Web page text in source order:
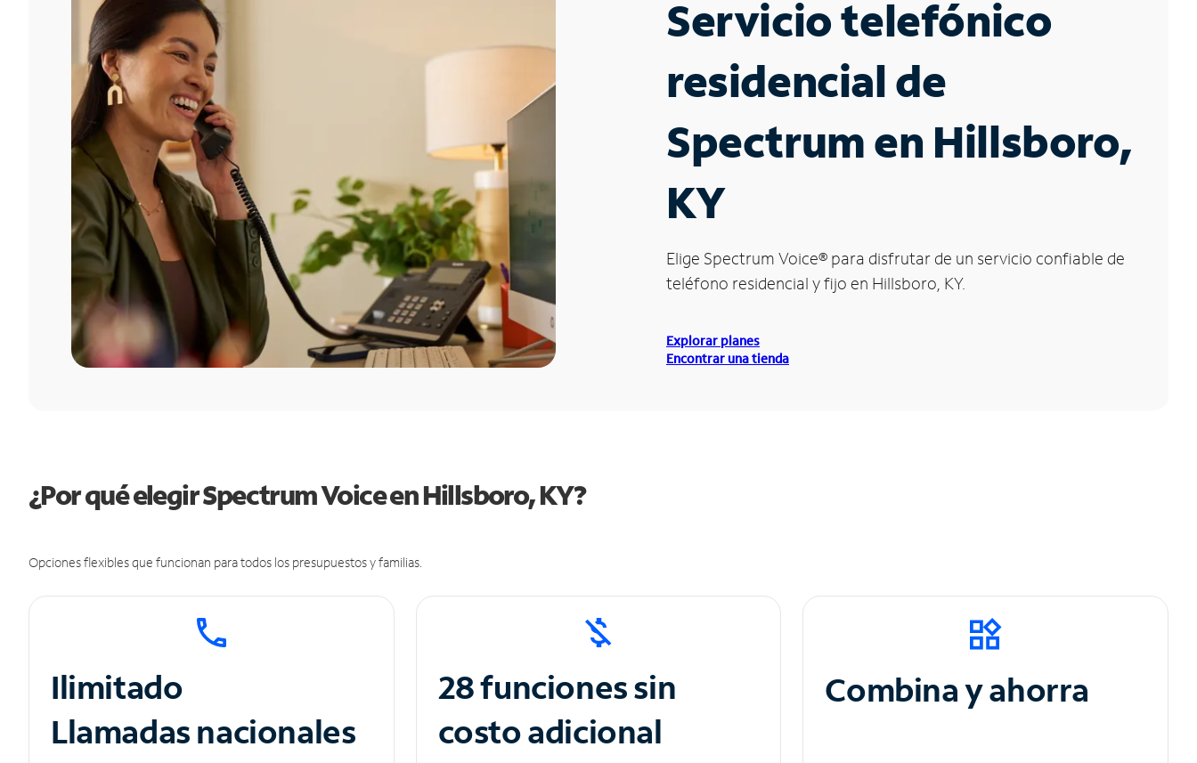
Servicio telefónico
residencial de
Spectrum en Hillsboro,
KY
Elige Spectrum Voice® para disfrutar de un servicio confiable de
teléfono residencial y fijo en Hillsboro, KY.
Explorar planes
Encontrar una tienda
¿Por qué elegir Spectrum Voice en Hillsboro, KY?
Opciones flexibles que funcionan para todos los presupuestos y familias.
Ilimitado
Llamadas nacionales
28 funciones sin
costo adicional
Combina y ahorra